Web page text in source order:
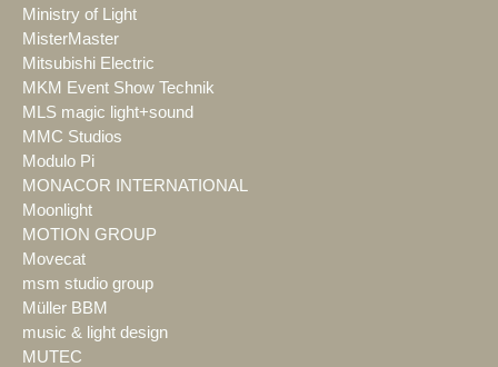
Ministry of Light
MisterMaster
Mitsubishi Electric
MKM Event Show Technik
MLS magic light+sound
MMC Studios
Modulo Pi
MONACOR INTERNATIONAL
Moonlight
MOTION GROUP
Movecat
msm studio group
Müller BBM
music & light design
MUTEC